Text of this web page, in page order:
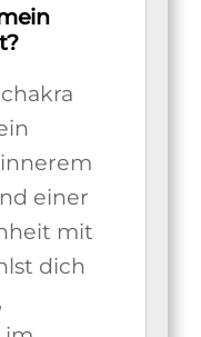
einer
mit
dich